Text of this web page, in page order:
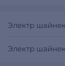
Электр
Электр